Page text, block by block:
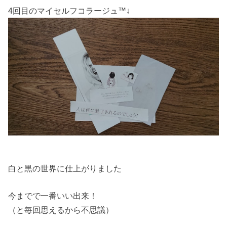
4回目のマイセルフコラージュ™↓
白と黒の世界に仕上がりました
今までで一番いい出来！
（と毎回思えるから不思議）